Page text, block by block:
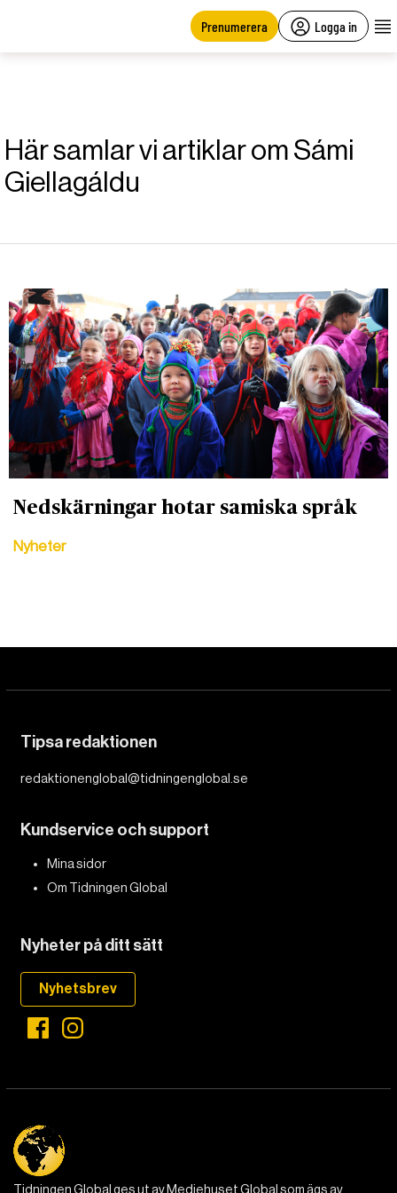
Prenumerera Logga in
Här samlar vi artiklar om Sámi
Giellagáldu
Nedskärningar hotar samiska språk
Nyheter
Tipsa redaktionen
redaktionenglobal@tidningenglobal.se
Kundservice och support
Mina sidor
Om Tidningen Global
Nyheter på ditt sätt
Nyhetsbrev
Tidningen Global ges ut av Mediehuset Global som ägs av